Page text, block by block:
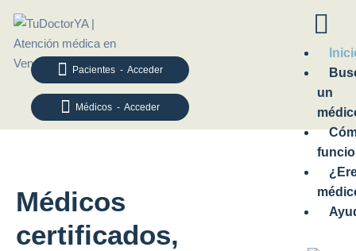
un
Médicos - Acceder
Pacientes - Acceder
Médicos
certificados,